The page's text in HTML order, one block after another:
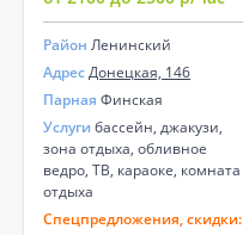
Район Ленинский
АдресДонецкая, 146
Парная Финская
Услуги бассейн, джакузи,
зона отдыха, обливное
ведро, ТВ, караоке, комната
отдыха
Спецпредложения, скидки: